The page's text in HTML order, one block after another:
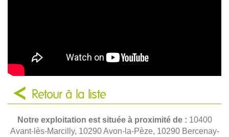
Retour à la liste
Notre exploitation est située à proximité de : 10400
Avant-lès-Marcilly, 10290 Avon-la-Pèze, 10290 Bercenay-